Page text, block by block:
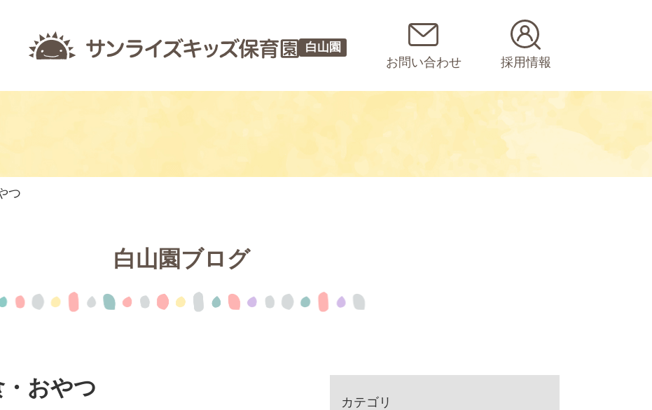
白山園
お問い合わせ 採用情報
つ
白山園ブログ
おやつ
カテゴリ